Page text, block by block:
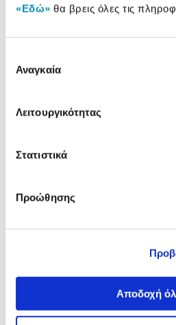
«Εδώ» θα βρεις όλες τις
συγκατάθεσης
Αναγκαία
Λειτουργικότητας
Στατιστικά
Προώθησης
Αποδοχή
Αξιολογήσεις
Συγκεντρώσαμε τα
Ποδοσφαιρικές Στιγμές
32,99€